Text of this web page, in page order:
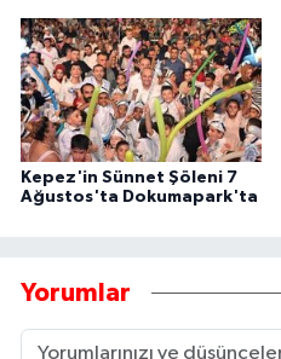
Kepez'in Sünnet Şöleni 7
Ağustos'ta Dokumapark'ta
Yorumlar